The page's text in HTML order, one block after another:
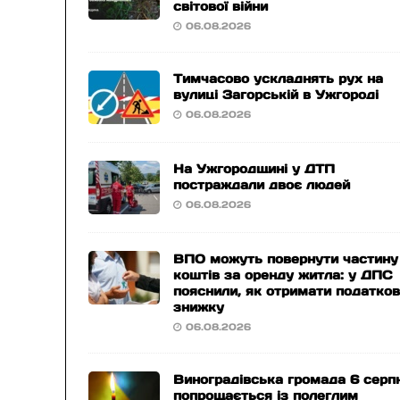
світової війни
06.08.2026
Тимчасово ускладнять рух на
вулиці Загорській в Ужгороді
06.08.2026
На Ужгородщині у ДТП
постраждали двоє людей
06.08.2026
ВПО можуть повернути частину
коштів за оренду житла: у ДПС
пояснили, як отримати
знижку
06.08.2026
Виноградівська громада 6
попрощається із полеглим